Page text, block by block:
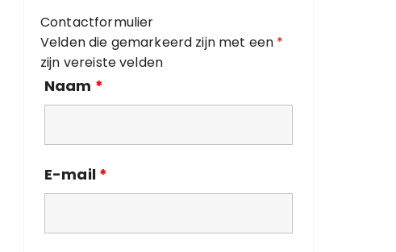
e
ë
n
Contactformulier
Velden die gemarkeerd zijn met een *
zijn vereiste velden
Naam *
E-mail *